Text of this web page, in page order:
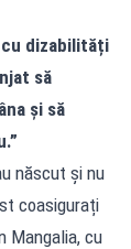
cu dizabilități
să
și să
născut și nu
coasigurați
Mangalia, cu